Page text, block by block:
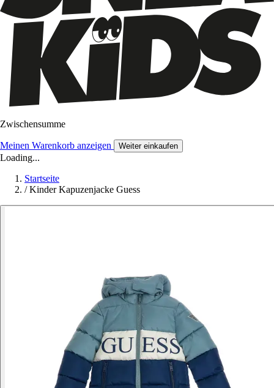
Zwischensumme
Meinen Warenkorb anzeigen Weiter einkaufen
Loading...
Startseite
/ Kinder Kapuzenjacke Guess